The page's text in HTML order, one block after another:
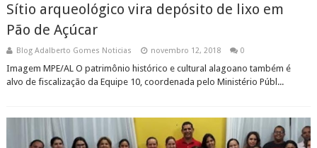
Sítio arqueológico vira depósito de lixo em
Pão de Açúcar
Blog Adalberto Gomes Noticias novembro 12, 2018 0
Imagem MPE/AL O patrimônio histórico e cultural alagoano também é
alvo de fiscalização da Equipe 10, coordenada pelo Ministério Públ...